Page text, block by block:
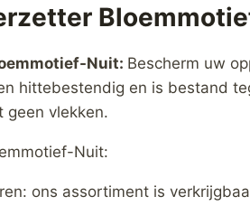
Nuit: Bescherm uw
hittebestendig en is bestand
geen vlekken.
Nuit:
ons assortiment is